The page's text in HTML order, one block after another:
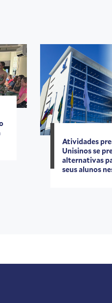
Atividades
Unisinos se
alternativas
seus alunos